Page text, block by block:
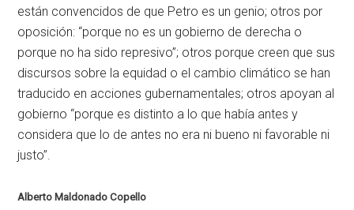
están convencidos de que Petro es un genio; otros por
oposición: “porque no es un gobierno de derecha o
porque no ha sido represivo”; otros porque creen que sus
discursos sobre la equidad o el cambio climático se han
traducido en acciones gubernamentales; otros apoyan al
gobierno “porque es distinto a lo que había antes y
considera que lo de antes no era ni bueno ni favorable ni
justo”.
Alberto Maldonado Copello